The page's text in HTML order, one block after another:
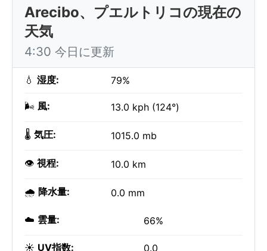
Arecibo、プエルトリコの現在の
天気
4:30 今日に更新
💧 湿度: 79%
🌬️ 風: 13.0 kph (124°)
🌡️ 気圧: 1015.0 mb
👁️ 視程: 10.0 km
🌧️ 降水量: 0.0 mm
☁️ 雲量: 66%
☀️ UV指数: 0.0